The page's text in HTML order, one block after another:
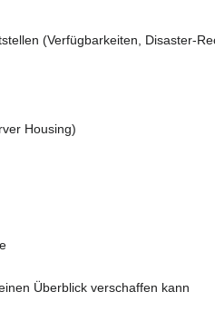
(Verfügbarkeiten, Disaster-
Housing)
Überblick verschaffen kann